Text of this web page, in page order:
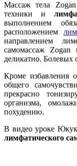
Массаж тела
техники и
выполнением
расположением
направлением
самомассаж
деликатно.
Кроме избавления
общего
прекрасно
организма,
похудению.
В видео уроке
лимфатического